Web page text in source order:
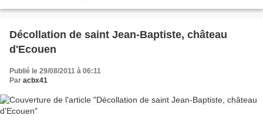
Décollation de saint Jean-Baptiste, château
d'Ecouen
Publié le 29/08/2011 à 06:11
Par acbx41